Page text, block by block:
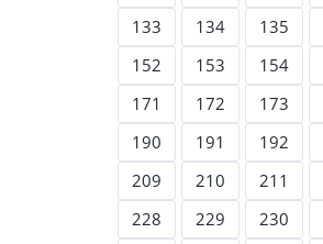
133
134 135
152
153 154
171
172 173
190
191 192
209
210 211
228
229 230